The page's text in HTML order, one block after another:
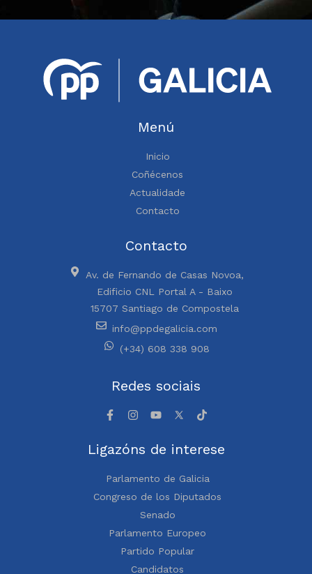
Menú
Inicio
Coñécenos
Actualidade
Contacto
Contacto
Av. de Fernando de Casas Novoa,
Edificio CNL Portal A - Baixo
15707 Santiago de Compostela
info@ppdegalicia.com
(+34) 608 338 908
Redes sociais
Ligazóns de interese
Parlamento de Galicia
Congreso de los Diputados
Senado
Parlamento Europeo
Partido Popular
Candidatos